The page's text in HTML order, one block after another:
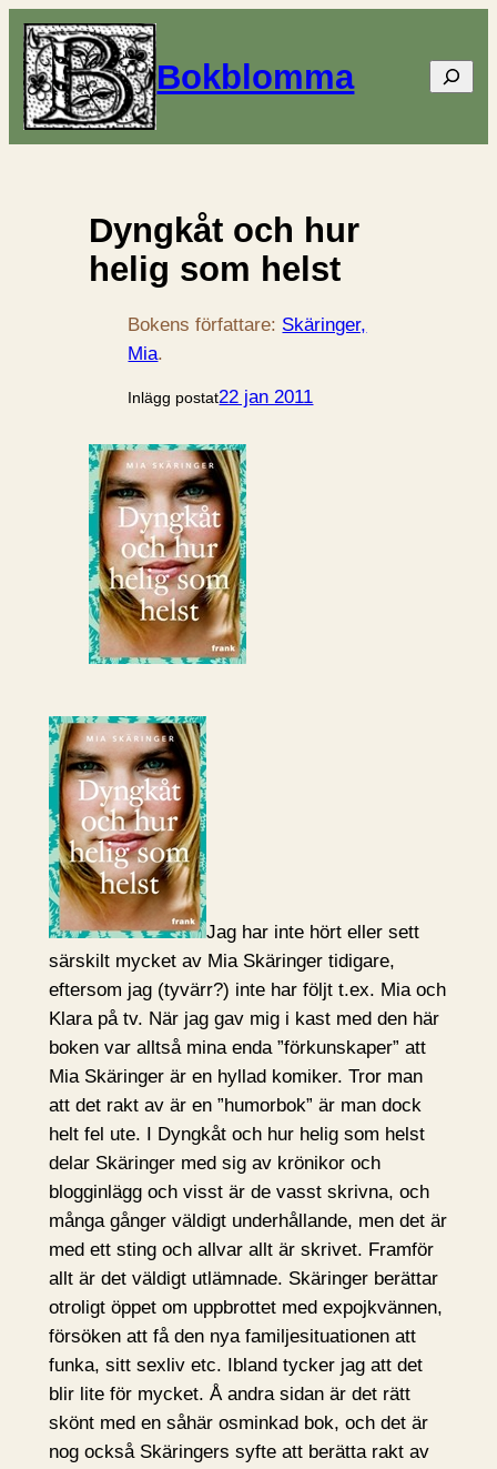
Bokblomma Sök
Dyngkåt och hur
helig som helst
Bokens författare: Skäringer,
Mia.
Inlägg postat22 jan 2011
Jag har inte hört eller sett
särskilt mycket av Mia Skäringer tidigare,
eftersom jag (tyvärr?) inte har följt t.ex. Mia och
Klara på tv. När jag gav mig i kast med den här
boken var alltså mina enda ”förkunskaper” att
Mia Skäringer är en hyllad komiker. Tror man
att det rakt av är en ”humorbok” är man dock
helt fel ute. I Dyngkåt och hur helig som helst
delar Skäringer med sig av krönikor och
blogginlägg och visst är de vasst skrivna, och
många gånger väldigt underhållande, men det är
med ett sting och allvar allt är skrivet. Framför
allt är det väldigt utlämnade. Skäringer berättar
otroligt öppet om uppbrottet med expojkvännen,
försöken att få den nya familjesituationen att
funka, sitt sexliv etc. Ibland tycker jag att det
blir lite för mycket. Å andra sidan är det rätt
skönt med en såhär osminkad bok, och det är
nog också Skäringers syfte att berätta rakt av